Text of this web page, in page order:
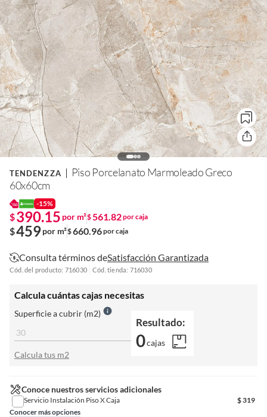
TENDENZZA
Piso Porcelanato Marmoleado Greco
60x60cm
-15%
$390.15 por m²$ 561.82por caja
$459por m²$660.96por caja
Consulta términos deSatisfacción Garantizada
Cód. del producto: 716030 Cód. tienda: 716030
Calcula cuántas cajas necesitas
Superficie a cubrir (m2)
Calcula tus m2
Resultado:
0cajas
Conoce nuestros servicios adicionales
Servicio Instalación Piso X Caja $319
Conocer más opciones